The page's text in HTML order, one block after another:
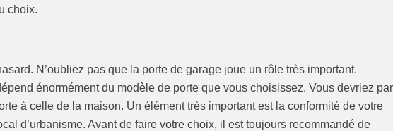
choix.
N’oubliez pas que la porte de garage joue un rôle très important.
énormément du modèle de porte que vous choisissez. Vous devriez par
à celle de la maison. Un élément très important est la conformité de votre
d’urbanisme. Avant de faire votre choix, il est toujours recommandé de